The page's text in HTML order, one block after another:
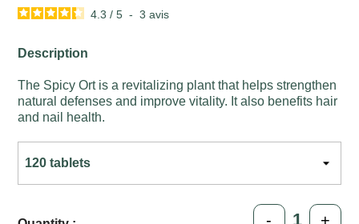
4.3 / 5 - 3avis
Description
The Spicy Ort is a revitalizing plant that helps strengthen
natural defenses and improve vitality. It also benefits hair
and nail health.
- +